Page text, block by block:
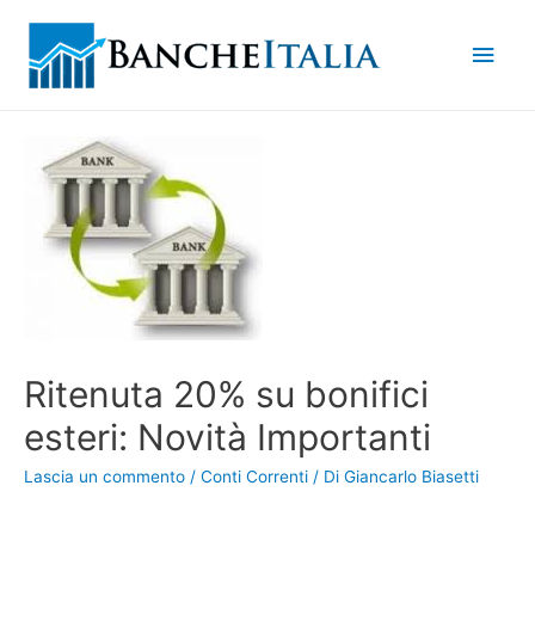
Ritenuta 20% su bonifici
esteri: Novità Importanti
Lascia un commento / Conti Correnti / Di Giancarlo Biasetti